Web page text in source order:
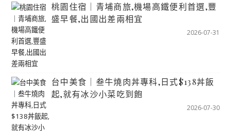
桃園住宿｜青埔商旅,機場高鐵便利首選,豐
盛早餐,出國出差兩相宜
2026-07-31
台中美食｜叁牛燒肉丼專科,日式$138丼飯
起,就有冰沙小菜吃到飽
2026-07-30